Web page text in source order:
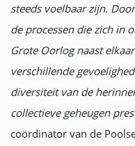
steeds voelbaar zijn.
de processen die zich in
Grote Oorlog naast
verschillende
diversiteit van de
collectieve geheugen
coördinator van de